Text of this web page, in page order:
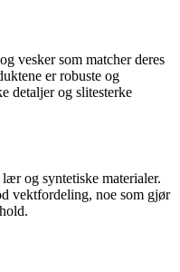
vesker som matcher deres
er robuste og
detaljer og slitesterke
og syntetiske materialer.
vektfordeling, noe som gjør